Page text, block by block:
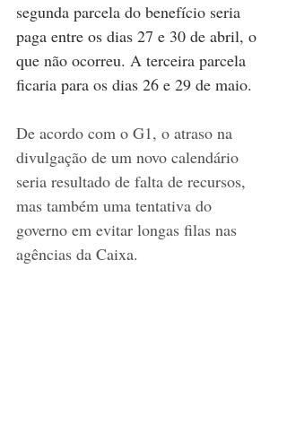
segunda parcela do benefício seria
paga entre os dias 27 e 30 de abril, o
que não ocorreu. A terceira parcela
ficaria para os dias 26 e 29 de maio.
De acordo com o G1, o atraso na
divulgação de um novo calendário
seria resultado de falta de recursos,
mas também uma tentativa do
governo em evitar longas filas nas
agências da Caixa.